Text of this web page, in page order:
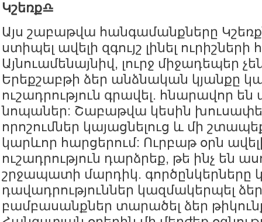
Կշեռք♎️
Այս շաբաթվա հանգամանքները
ստիպել ավելի զգույշ լինել
Այնուամենայնիվ, լուրջ միջադեպեր
Երեքշաբթի ձեր անձնական կյանքը
ուշադրություն գրավել. հնարավոր
նոպաներ: Շաբաթվա կեսին խուսափեք
որոշումներ կայացնելուց և մի
կարևոր հարցերում: Ուրբաթ օրն
ուշադրություն դարձրեք, թե ինչ են
շրջապատի մարդիկ. գործընկերները
դավադրություններ կազմակերպել
բամբասանքներ տարածել ձեր